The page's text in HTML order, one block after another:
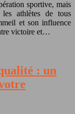
sportive, mais
athlètes de tous
et son influence
victoire et…
: un